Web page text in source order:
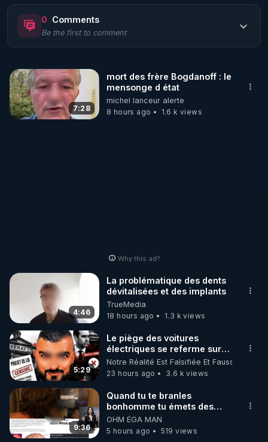
Dimitri Legrand.
Sujet :
Voir la Fausse Matrice en face pour mieux en sortir
(partie 3).
https://x.com/reality_revolt_
https://www.dimitrilegrand.com
https://crowdbunker.com/v/2jErMjnG
MERCI DE VOTER POUR CETTE VIDEO EN
CLIQUANT SUR ^ EN BAS A DROITE OU EST
ECRIT "P 50%" !!!
MERCI DE ME SOUTENIR EN CLIQUANT EN BAS
A DROITE SUR "SOUTENIR" (CROWDBUNKER).
https://crowdbunker.com/@bestofcomputer
0 Comments
Be the first to comment
7:28
mort des frère Bogdanoff : le
mensonge d état
michel lanceur alerte
8 hours ago
1.6 k views
Why this ad?
4:46
La problématique des dents
dévitalisées et des implants
TrueMedia
18 hours ago
1.3 k views
5:29
Le piège des voitures
électriques se referme sur
les usagers !
Notre Réalité Est Falsifiée Et Fausse
23 hours ago
3.6 k views
9:36
Quand tu te branles
bonhomme tu émets des
ondes ils ont juste omis de
t'expliquer
OHM ÉGA MAN
5 hours ago
519 views